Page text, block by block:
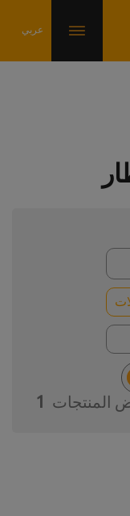
المنتجات
1